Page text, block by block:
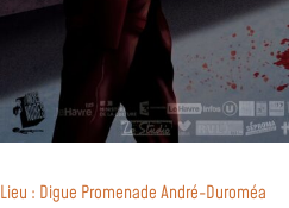
Lieu : Digue Promenade André-Duroméa